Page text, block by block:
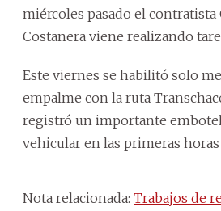
miércoles pasado el contratista
Costanera viene realizando
Este viernes se habilitó solo
empalme con la ruta
registró un importante
vehicular en las primeras horas
Nota relacionada: Trabajos de